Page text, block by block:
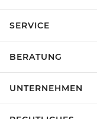
SERVICE
BERATUNG
UNTERNEHMEN